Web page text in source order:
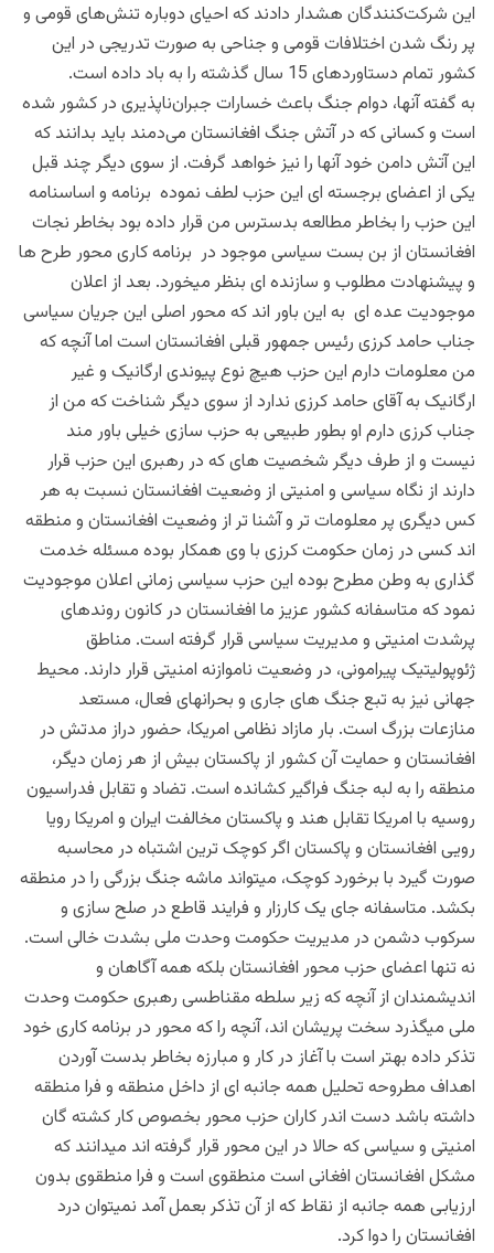
این شرکت‌کنندگان هشدار دادند که احیای دوباره تنش‌های قومی و
پر رنگ شدن اختلافات قومی و جناحی به صورت تدریجی در این
کشور تمام دستاوردهای 15 سال گذشته را به باد داده است.
به گفته آنها، دوام جنگ باعث خسارات جبران‌ناپذیری در کشور شده
است و کسانی که در آتش جنگ افغانستان می‌دمند باید بدانند که
این آتش دامن خود آنها را نیز خواهد گرفت. از سوی دیگر چند قبل
یکی از اعضای برجسته ای این حزب لطف نموده برنامه و اساسنامه
این حزب را بخاطر مطالعه بدسترس من قرار داده بود بخاطر نجات
افغانستان از بن بست سیاسی موجود در برنامه کاری محور طرح ها
و پیشنهادت مطلوب و سازنده ای بنظر میخورد. بعد از اعلان
موجودیت عده ای به این باور اند که محور اصلی این جریان سیاسی
جناب حامد کرزی رئیس جمهور قبلی افغانستان است اما آنچه که
من معلومات دارم این حزب هیچ نوع پیوندی ارگانیک و غیر
ارگانیک به آقای حامد کرزی ندارد از سوی دیگر شناخت که من از
جناب کرزی دارم او بطور طبیعی به حزب سازی خیلی باور مند
نیست و از طرف دیگر شخصیت های که در رهبری این حزب قرار
دارند از نگاه سیاسی و امنیتی از وضعیت افغانستان نسبت به هر
کس دیگری پر معلومات تر و آشنا تر از وضعیت افغانستان و منطقه
اند کسی در زمان حکومت کرزی با وی همکار بوده مسئله خدمت
گذاری به وطن مطرح بوده این حزب سیاسی زمانی اعلان موجودیت
نمود که متاسفانه کشور عزیز ما افغانستان در کانون روندهای
پرشدت امنیتی و مدیریت سیاسی قرار گرفته است. مناطق
ژئوپولیتیک پیرامونی، در وضعیت ناموازنه امنیتی قرار دارند. محیط
جهانی نیز به تبع جنگ های جاری و بحرانهای فعال، مستعد
منازعات بزرگ است. بار مازاد نظامی امریکا، حضور دراز مدتش در
افغانستان و حمایت آن کشور از پاکستان بیش از هر زمان دیگر،
منطقه را به لبه جنگ فراگیر کشانده است. تضاد و تقابل فدراسیون
روسیه با امریکا تقابل هند و پاکستان مخالفت ایران و امریکا رویا
رویی افغانستان و پاکستان اگر کوچک ترین اشتباه در محاسبه
صورت گیرد با برخورد کوچک، میتواند ماشه جنگ بزرگی را در منطقه
بکشد. متاسفانه جای یک کارزار و فرایند قاطع در صلح سازی و
سرکوب دشمن در مدیریت حکومت وحدت ملی بشدت خالی است.
نه تنها اعضای حزب محور افغانستان بلکه همه آگاهان و
اندیشمندان از آنچه که زیر سلطه مقناطسی رهبری حکومت وحدت
ملی میگذرد سخت پریشان اند، آنچه را که محور در برنامه کاری خود
تذکر داده بهتر است با آغاز در کار و مبارزه بخاطر بدست آوردن
اهداف مطروحه تحلیل همه جانبه ای از داخل منطقه و فرا منطقه
داشته باشد دست اندر کاران حزب محور بخصوص کار کشته گان
امنیتی و سیاسی که حالا در این محور قرار گرفته اند میدانند که
مشکل افغانستان افغانی است منطقوی است و فرا منطقوی بدون
ارزیابی همه جانبه از نقاط که از آن تذکر بعمل آمد نمیتوان درد
افغانستان را دوا کرد.